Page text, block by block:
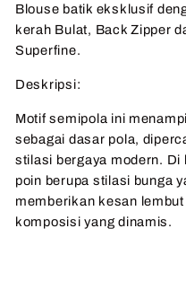
Blouse batik eksklusif
kerah Bulat, Back Zipper
Superfine.
Deskripsi:
Motif semipola ini
sebagai dasar pola,
stilasi bergaya modern. Di
poin berupa stilasi bunga
memberikan kesan
komposisi yang dinamis.